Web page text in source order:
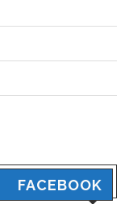
FACEBOOK